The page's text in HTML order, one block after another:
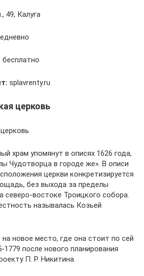
49, Калуга
бесплатно
splavrenty.ru
церковь
храм упомянут в описях 1626 года,
Чудотворца в городе же». В описи
церкви конкретизируется
без выхода за пределы
северо-востоке Троицкого собора.
называлась Козьей
новое место, где она стоит по сей
1779 после нового планирования
П. Р. Никитина.